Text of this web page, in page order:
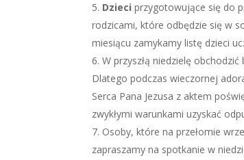
Dzieci przygotowujące się do
rodzicami, które odbędzie się w
miesiącu zamykamy listę dzieci
W przyszłą niedzielę obchodzić
Dlatego podczas wieczornej
Serca Pana Jezusa z aktem
zwykłymi warunkami uzyskać
Osoby, które na przełomie
zapraszamy na spotkanie w